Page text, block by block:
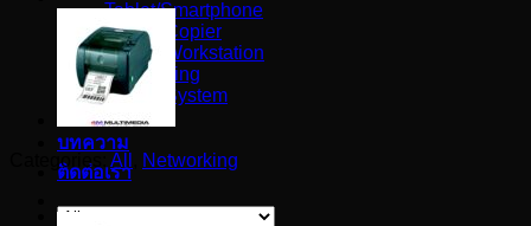
Tablet/Smartphone
Printer/Copier
Server/Workstation
Networking
Sound System
Others
บทความ
ติดต่อเรา
Categories: All Networking